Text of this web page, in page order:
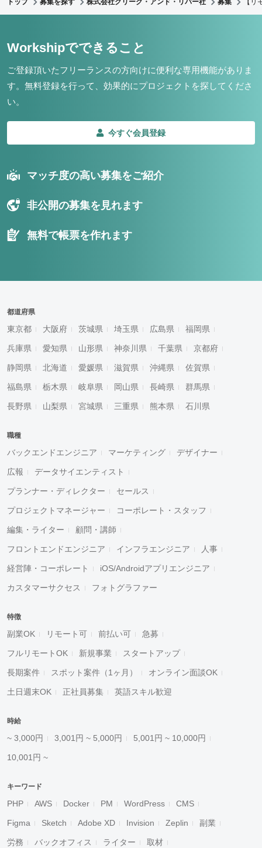
トップ 募集を探す 株式会社クリーク・アンド・リバー社 募集 【
Workshipでできること
ご登録頂いたフリーランスの方向けに便利な専用機能がありま
す。 無料登録を行って、効果的にプロジェクトを探してくださ
い。
今すぐ会員登録
マッチ度の高い募集をご紹介
非公開の募集を見れます
無料で帳票を作れます
都道府県
東京都 大阪府 茨城県 埼玉県 広島県 福岡県
兵庫県 愛知県 山形県 神奈川県 千葉県 京都府
静岡県 北海道 愛媛県 滋賀県 沖縄県 佐賀県
福島県 栃木県 岐阜県 岡山県 長崎県 群馬県
長野県 山梨県 宮城県 三重県 熊本県 石川県
職種
バックエンドエンジニア マーケティング デザイナー
広報 データサイエンティスト
プランナー・ディレクター セールス
プロジェクトマネージャー コーポレート・スタッフ
編集・ライター 顧問・講師
フロントエンドエンジニア インフラエンジニア 人事
経営陣・コーポレート iOS/Androidアプリエンジニア
カスタマーサクセス フォトグラファー
特徴
副業OK リモート可 前払い可 急募
フルリモートOK 新規事業 スタートアップ
長期案件 スポット案件（1ヶ月） オンライン面談OK
土日週末OK 正社員募集 英語スキル歓迎
時給
~ 3,000円 3,001円 ~ 5,000円 5,001円 ~ 10,000円
10,001円 ~
キーワード
PHP AWS Docker PM WordPress CMS
Figma Sketch Adobe XD Invision Zeplin 副業
労務 バックオフィス ライター 取材